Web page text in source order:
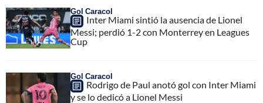
Gol Caracol
Inter Miami sintió la ausencia de Lionel
Messi; perdió 1-2 con Monterrey en Leagues
Cup
Gol Caracol
Rodrigo de Paul anotó gol con Inter Miami
y se lo dedicó a Lionel Messi